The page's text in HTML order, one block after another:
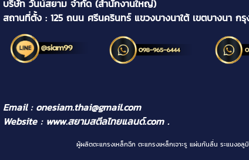
บริษัท วันน์สยาม จำกัด (สำนักงานใหญ่)
สถานที่ตั้ง : 125 ถนน ศรีนครินทร์ แขวงบางนาใต้ เขตบางนา กรุ
Email : onesiam.thai@gmail.com
Website : www.สยามสตีลไทยแลนด์.com.
ผู้ผลิตตะแกรงเหล็กฉีก ตะแกรงเหล็กเจาะรู แผ่นกันลื่น ระแนงอ